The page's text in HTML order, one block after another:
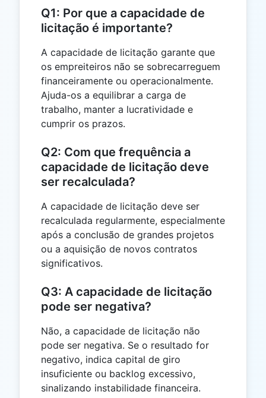
Q1: Por que a capacidade de
licitação é importante?
A capacidade de licitação garante que
os empreiteiros não se sobrecarreguem
financeiramente ou operacionalmente.
Ajuda-os a equilibrar a carga de
trabalho, manter a lucratividade e
cumprir os prazos.
Q2: Com que frequência a
capacidade de licitação deve
ser recalculada?
A capacidade de licitação deve ser
recalculada regularmente, especialmente
após a conclusão de grandes projetos
ou a aquisição de novos contratos
significativos.
Q3: A capacidade de licitação
pode ser negativa?
Não, a capacidade de licitação não
pode ser negativa. Se o resultado for
negativo, indica capital de giro
insuficiente ou backlog excessivo,
sinalizando instabilidade financeira.